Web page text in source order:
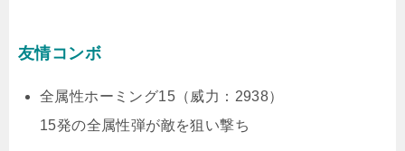
友情コンボ
全属性ホーミング15（威力：2938）
15発の全属性弾が敵を狙い撃ち